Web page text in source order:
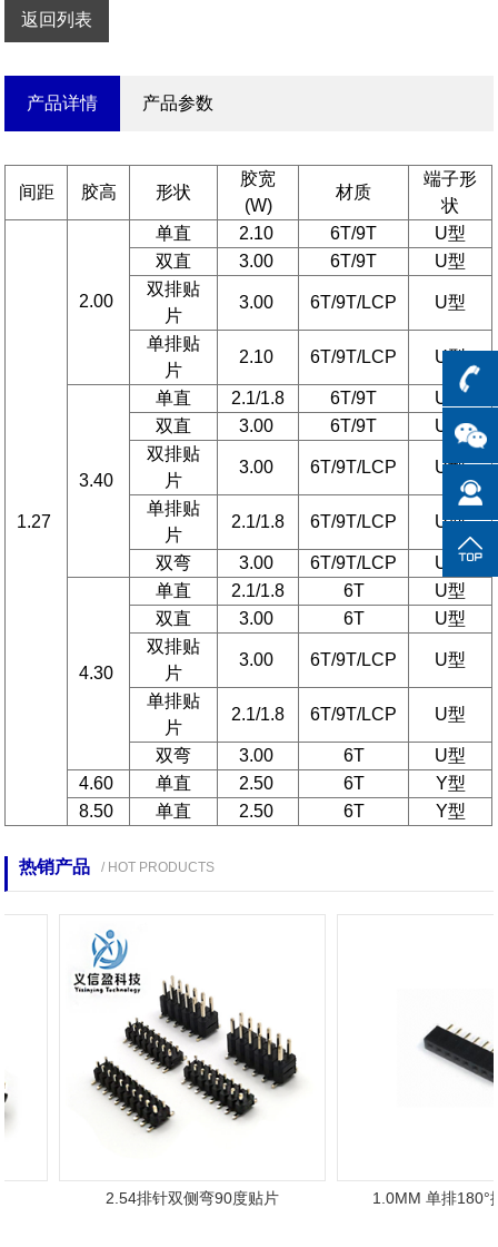
返回列表
产品详情 产品参数
间距 胶高 形状
胶宽
(W)
材质
端子形
状
1.27
2.00
单直 2.10 6T/9T
U型
双直
3.00 6T/9T
U型
双排贴
片
3.00 6T/9T/LCP U型
单排贴
片
2.10 6T/9T/LCP U型
3.40
单直 2.1/1.8 6T/9T
U型
双直
3.00 6T/9T
U型
双排贴
片
3.00 6T/9T/LCP U型
单排贴
片
2.1/1.8 6T/9T/LCP U型
双弯 3.00 6T/9T/LCP U型
4.30
单直 2.1/1.8 6T
U型
双直
3.00 6T
U型
双排贴
片
3.00 6T/9T/LCP U型
单排贴
片
2.1/1.8 6T/9T/LCP U型
双弯 3.00 6T
U型
4.60
单直 2.50 6T
Y型
8.50
单直 2.50 6T Y型
热销产品 / HOT PRODUCTS
2.54排针双侧弯90度贴片 1.0MM 单排180°